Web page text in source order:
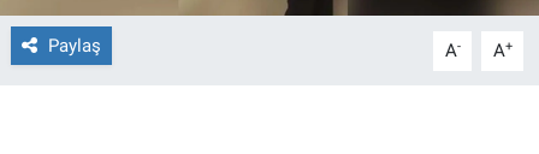
Paylaş A- A+
Gün Ortası